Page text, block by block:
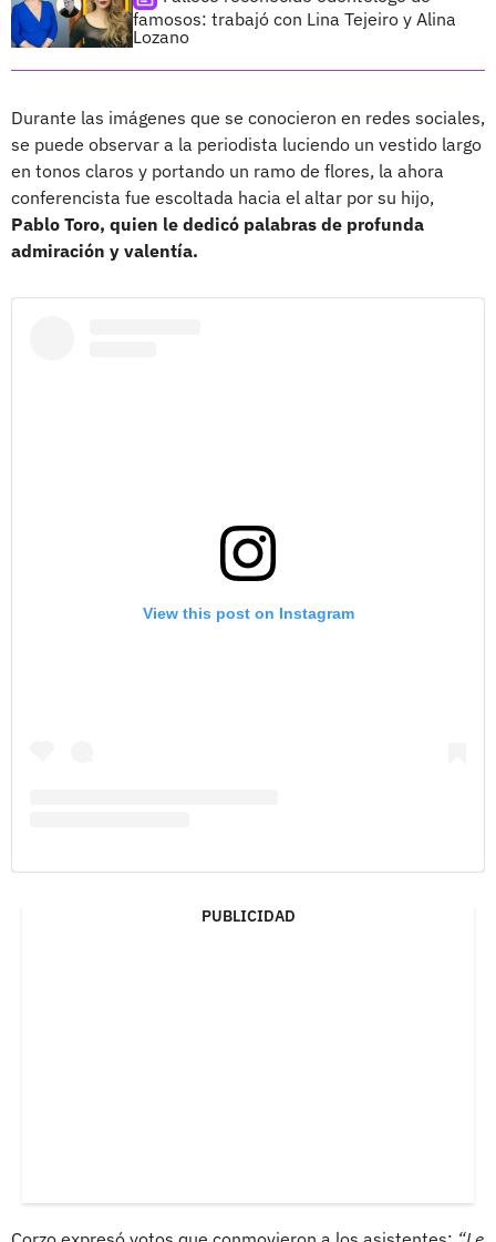
famosos: trabajó con Lina Tejeiro y Alina
Lozano
Durante las imágenes que se conocieron en redes sociales,
se puede observar a la periodista luciendo un vestido largo
en tonos claros y portando un ramo de flores, la ahora
conferencista fue escoltada hacia el altar por su hijo,
Pablo Toro, quien le dedicó palabras de profunda
admiración y valentía.
View this post on Instagram
PUBLICIDAD